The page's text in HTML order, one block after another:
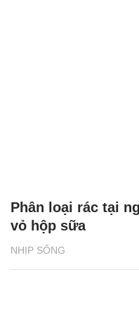
NHỊP SỐNG
Phân loại rác tại
vỏ hộp sữa